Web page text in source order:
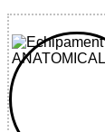
32785552816
HANDLE -